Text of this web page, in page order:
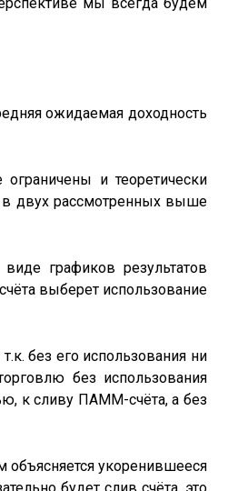
ожидаемая доходность
и теоретически
в двух рассмотренных выше
графиков результатов
выберет использование
без его использования ни
без использования
к сливу ПАММ-счёта, а без
укоренившееся